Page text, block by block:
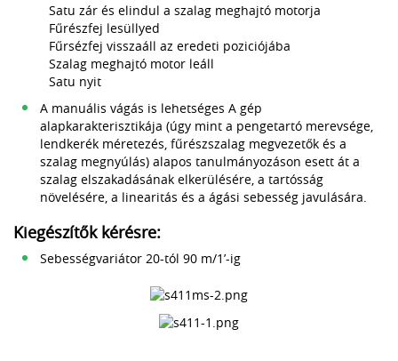
Satu zár és elindul a szalag meghajtó motorja
Fűrészfej lesüllyed
Fűrsézfej visszaáll az eredeti poziciójába
Szalag meghajtó motor leáll
Satu nyit
A manuális vágás is lehetséges A gép
alapkarakterisztikája (úgy mint a pengetartó merevsége,
lendkerék méretezés, fűrészszalag megvezetők és a
szalag megnyúlás) alapos tanulmányozáson esett át a
szalag elszakadásának elkerülésére, a tartósság
növelésére, a linearitás és a ágási sebesség javulására.
Kiegészítők kérésre:
Sebességvariátor 20-tól 90 m/1’-ig